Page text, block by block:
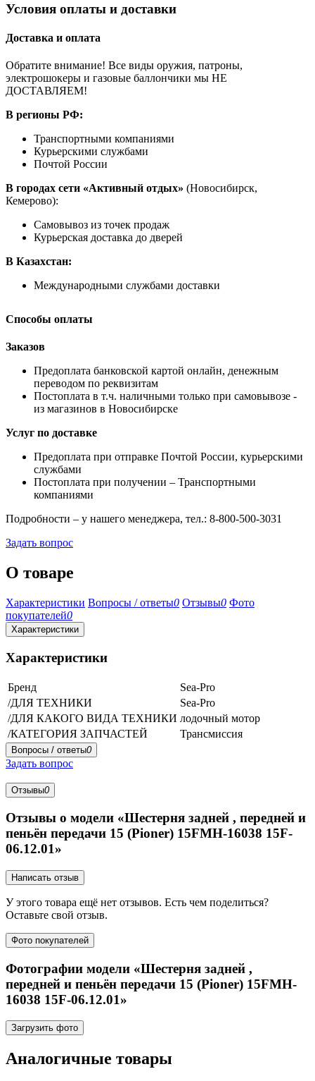
Условия оплаты и доставки
Доставка и оплата
Обратите внимание! Все виды оружия, патроны,
электрошокеры и газовые баллончики мы НЕ
ДОСТАВЛЯЕМ!
В регионы РФ:
Транспортными компаниями
Курьерскими службами
Почтой России
В городах сети «Активный отдых» (Новосибирск,
Кемерово):
Самовывоз из точек продаж
Курьерская доставка до дверей
В Казахстан:
Международными службами доставки
Способы оплаты
Заказов
Предоплата банковской картой онлайн, денежным
переводом по реквизитам
Постоплата в т.ч. наличными только при самовывозе -
из магазинов в Новосибирске
Услуг по доставке
Предоплата при отправке Почтой России, курьерскими
службами
Постоплата при получении – Транспортными
компаниями
Подробности – у нашего менеджера, тел.: 8-800-500-3031
Задать вопрос
О товаре
Характеристики Вопросы / ответы0 Отзывы0 Фото
покупателей0
Характеристики
Характеристики
Бренд
Sea-Pro
/ДЛЯ ТЕХНИКИ
Sea-Pro
/ДЛЯ КАКОГО ВИДА ТЕХНИКИ лодочный мотор
/КАТЕГОРИЯ ЗАПЧАСТЕЙ
Трансмиссия
Вопросы / ответы0
Задать вопрос
Отзывы0
Отзывы о модели «Шестерня задней , передней и
пеньён передачи 15 (Pioner) 15FMH-16038 15F-
06.12.01»
Написать отзыв
У этого товара ещё нет отзывов. Есть чем поделиться?
Оставьте свой отзыв.
Фото покупателей
Фотографии модели «Шестерня задней ,
передней и пеньён передачи 15 (Pioner) 15FMH-
16038 15F-06.12.01»
Загрузить фото
Аналогичные товары